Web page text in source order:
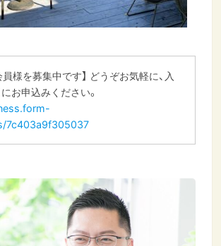
員様を募集中です】 どうぞお気軽に、入
にお申込みください。
7c403a9f305037